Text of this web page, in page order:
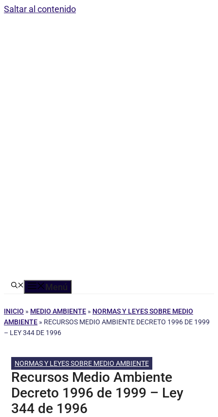
Saltar al contenido
Menú
INICIO » MEDIO AMBIENTE » NORMAS Y LEYES SOBRE MEDIO
AMBIENTE » RECURSOS MEDIO AMBIENTE DECRETO 1996 DE 1999
– LEY 344 DE 1996
NORMAS Y LEYES SOBRE MEDIO AMBIENTE
Recursos Medio Ambiente
Decreto 1996 de 1999 – Ley
344 de 1996